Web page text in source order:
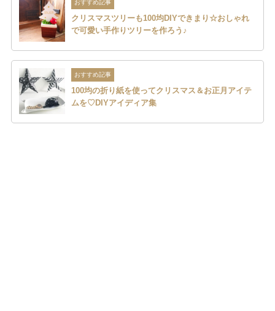
おすすめ記事
クリスマスツリーも100均DIYできまり☆おしゃれ
で可愛い手作りツリーを作ろう♪
おすすめ記事
100均の折り紙を使ってクリスマス＆お正月アイテ
ムを♡DIYアイディア集